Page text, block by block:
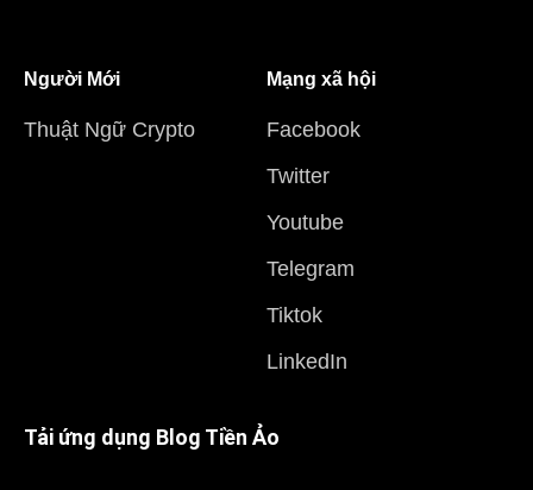
Người Mới
Thuật Ngữ Crypto
Mạng xã hội
Facebook
Twitter
Youtube
Telegram
Tiktok
LinkedIn
Tải ứng dụng Blog Tiền Ảo